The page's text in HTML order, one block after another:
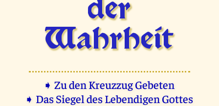
der
Wahrheit
➧ Zu den Kreuzzug Gebeten
➧ Das Siegel des Lebendigen Gottes